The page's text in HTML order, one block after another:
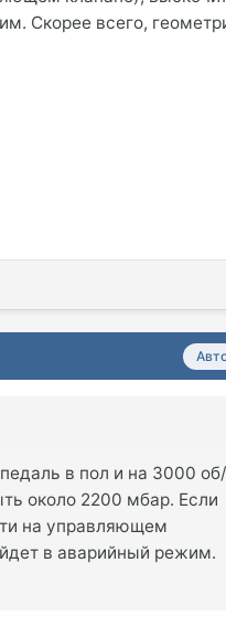
Скорее всего,
в пол и на 3000 об/
около 2200 мбар. Если
на управляющем
в аварийный режим.